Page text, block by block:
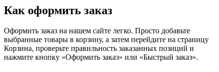
Как оформить заказ
Оформить заказ на нашем сайте легко. Просто добавьте
выбранные товары в корзину, а затем перейдите на страницу
Корзина, проверьте правильность заказанных позиций и
нажмите кнопку «Оформить заказ» или «Быстрый заказ».